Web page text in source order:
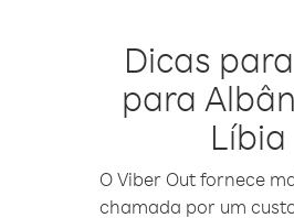
Dicas
para
Líbia
O Viber Out fornece
chamada por um